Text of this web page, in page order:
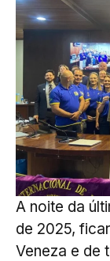
A noite da
de 2025,
Veneza e de